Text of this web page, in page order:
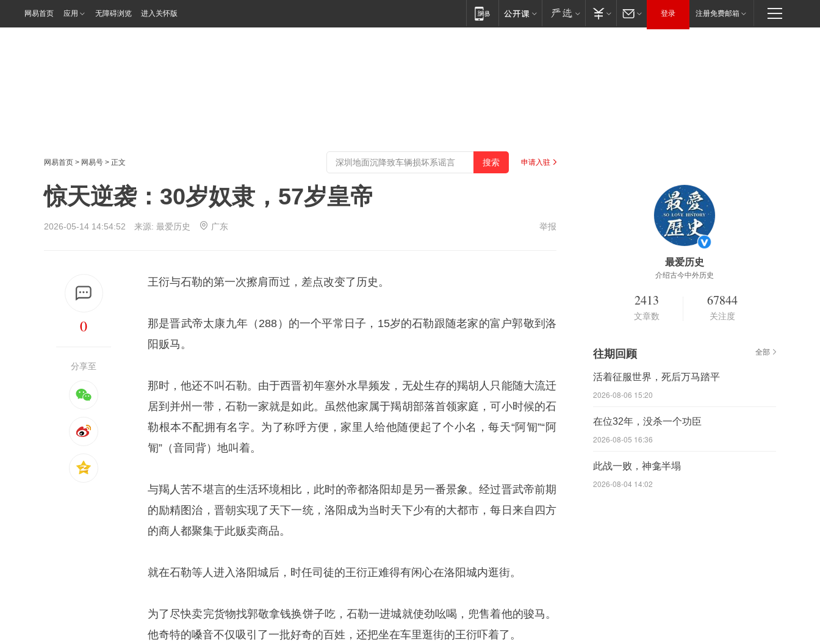
网易首页 应用 无障碍浏览 进入关怀版 登录 注册免费邮箱
网易首页 > 网易号 > 正文 申请入驻
惊天逆袭：30岁奴隶，57岁皇帝
2026-05-14 14:54:52 来源: 最爱历史 广东 举报
0
分享至
王衍与石勒的第一次擦肩而过，差点改变了历史。
那是晋武帝太康九年（288）的一个平常日子，15岁的石勒跟随老家的富户郭敬到洛
阳贩马。
那时，他还不叫石勒。由于西晋初年塞外水旱频发，无处生存的羯胡人只能随大流迁
居到并州一带，石勒一家就是如此。虽然他家属于羯胡部落首领家庭，可小时候的石
勒根本不配拥有名字。为了称呼方便，家里人给他随便起了个小名，每天“阿㔨”“阿
㔨”（音同背）地叫着。
与羯人苦不堪言的生活环境相比，此时的帝都洛阳却是另一番景象。经过晋武帝前期
的励精图治，晋朝实现了天下一统，洛阳成为当时天下少有的大都市，每日来自四方
的商人都聚集于此贩卖商品。
就在石勒等人进入洛阳城后，时任司徒的王衍正难得有闲心在洛阳城内逛街。
为了尽快卖完货物找郭敬拿钱换饼子吃，石勒一进城就使劲吆喝，兜售着他的骏马。
他奇特的嗓音不仅吸引了一批好奇的百姓，还把坐在车里逛街的王衍吓着了。
最爱历史
介绍古今中外历史
2413
文章数
67844
关注度
往期回顾 全部
活着征服世界，死后万马踏平
2026-08-06 15:20
在位32年，没杀一个功臣
2026-08-05 16:36
此战一败，神龛半塌
2026-08-04 14:02